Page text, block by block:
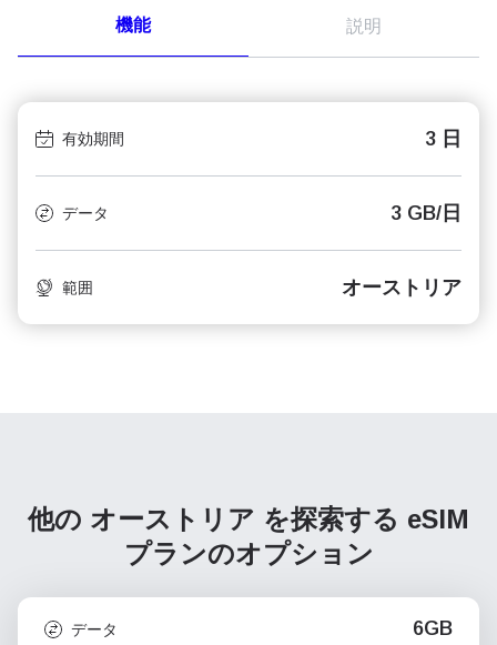
機能 説明
有効期間 3 日
データ 3 GB/日
範囲 オーストリア
他の オーストリア を探索する eSIM
プランのオプション
データ 6GB